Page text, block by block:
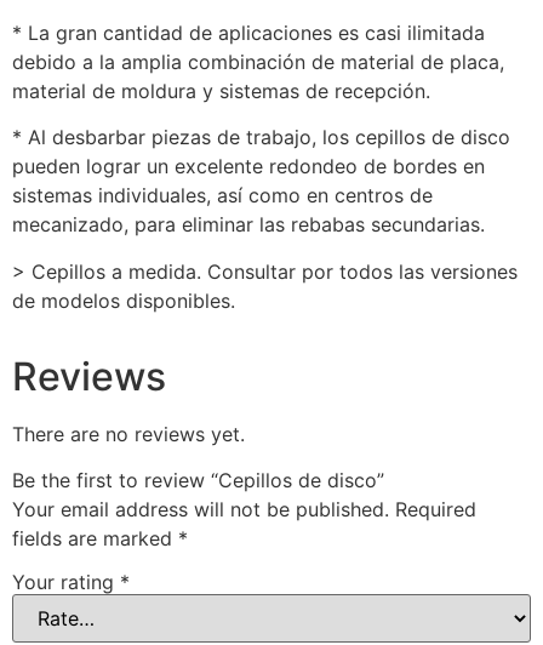
* La gran cantidad de aplicaciones es casi ilimitada
debido a la amplia combinación de material de placa,
material de moldura y sistemas de recepción.
* Al desbarbar piezas de trabajo, los cepillos de disco
pueden lograr un excelente redondeo de bordes en
sistemas individuales, así como en centros de
mecanizado, para eliminar las rebabas secundarias.
> Cepillos a medida. Consultar por todos las versiones
de modelos disponibles.
Reviews
There are no reviews yet.
Be the first to review “Cepillos de disco”
Your email address will not be published. Required
fields are marked *
Your rating *